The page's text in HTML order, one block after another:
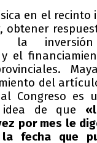
en el recinto
obtener
la
el
del
Congreso es
de que
por mes le
fecha que